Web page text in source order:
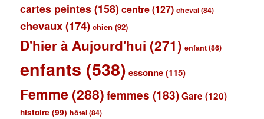
cartes peintes (158) centre(127) cheval(84)
chevaux(174) chien (92)
D'hier à Aujourd'hui (271) enfant(86)
enfants (538) essonne(115)
Femme (288)femmes (183)Gare (120)
histoire (99) hôtel(84)